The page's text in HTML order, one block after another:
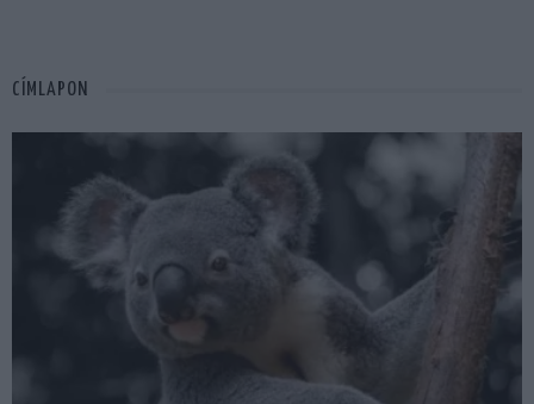
CÍMLAPON